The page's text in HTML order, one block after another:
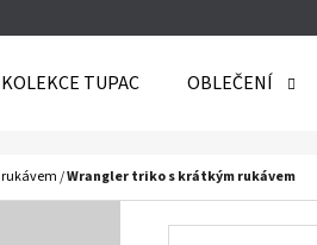
KOLEKCE TUPAC OBLEČENÍ
/Wrangler triko s krátkým rukávem